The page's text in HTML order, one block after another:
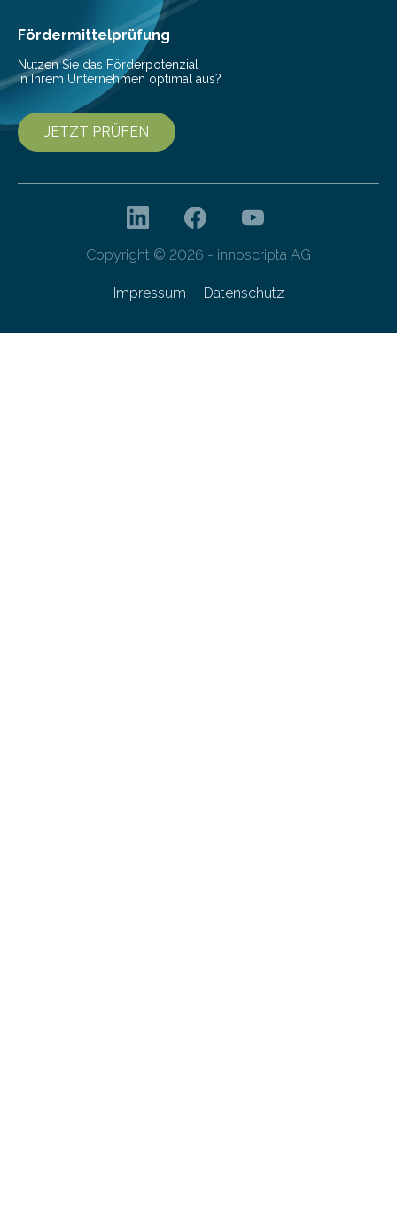
Ernährung zu sichern. Ohne sie besteht die weltweite
Gefahr erheblicher…
Fördermittelprüfung
Nutzen Sie das Förderpotenzial
in Ihrem Unternehmen optimal aus?
JETZT PRÜFEN
Copyright © 2026 - innoscripta AG
Impressum Datenschutz